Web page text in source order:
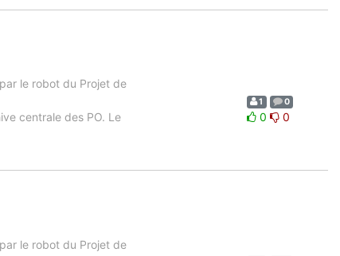
le robot du Projet de
centrale des PO. Le
1 0
0 0
le robot du Projet de